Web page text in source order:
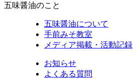
五味醤油のこと
五味醤油について
手前みそ教室
メディア掲載・活動記録
お知らせ
よくある質問